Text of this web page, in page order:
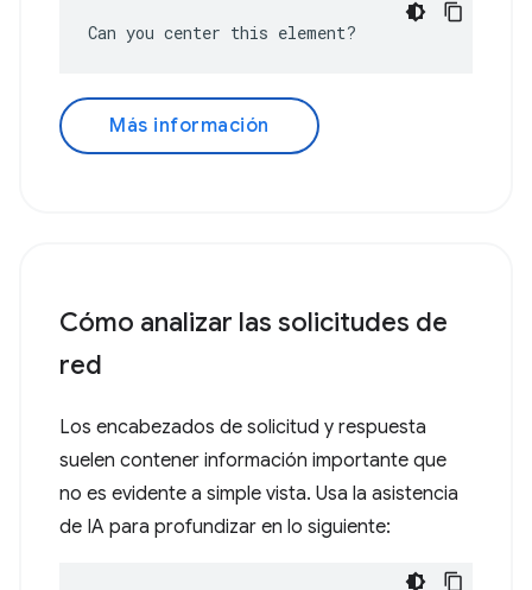
Can you center this element?
Más información
Cómo analizar las solicitudes de
red
Los encabezados de solicitud y respuesta
suelen contener información importante que
no es evidente a simple vista. Usa la asistencia
de IA para profundizar en lo siguiente: